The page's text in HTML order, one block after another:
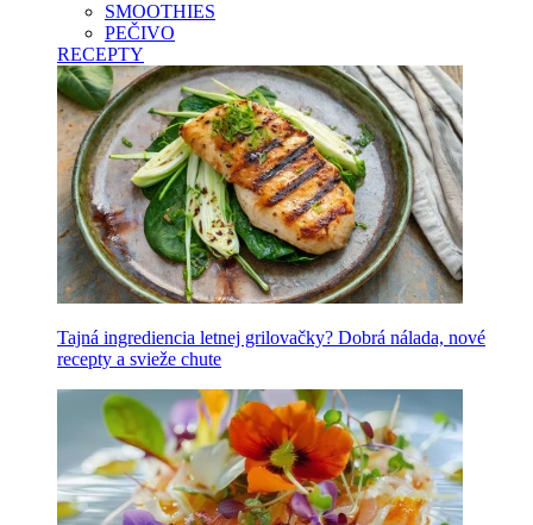
SMOOTHIES
PEČIVO
RECEPTY
Tajná ingrediencia letnej grilovačky? Dobrá nálada, nové
recepty a svieže chute